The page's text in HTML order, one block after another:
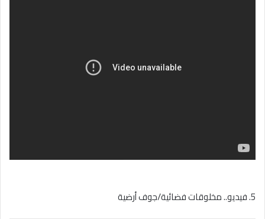
5. فيديو.. مخلوقات فضائية/جوف أرضية